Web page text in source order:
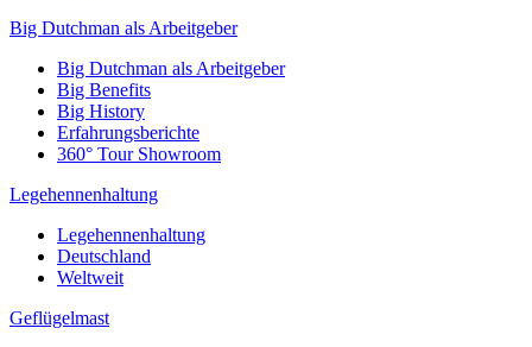
Big Dutchman als Arbeitgeber
Big Dutchman als Arbeitgeber
Big Benefits
Big History
Erfahrungsberichte
360° Tour Showroom
Legehennenhaltung
Legehennenhaltung
Deutschland
Weltweit
Geflügelmast